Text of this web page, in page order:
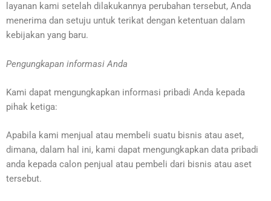
layanan kami setelah dilakukannya perubahan tersebut, Anda
menerima dan setuju untuk terikat dengan ketentuan dalam
kebijakan yang baru.
Pengungkapan informasi Anda
Kami dapat mengungkapkan informasi pribadi Anda kepada
pihak ketiga:
Apabila kami menjual atau membeli suatu bisnis atau aset,
dimana, dalam hal ini, kami dapat mengungkapkan data pribadi
anda kepada calon penjual atau pembeli dari bisnis atau aset
tersebut.